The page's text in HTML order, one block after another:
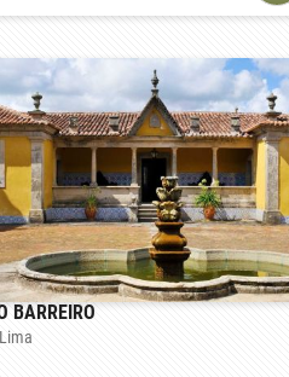
BARREIRO